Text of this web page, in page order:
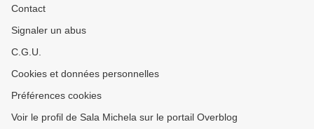
Contact
Signaler un abus
C.G.U.
Cookies et données personnelles
Préférences cookies
Voir le profil de Sala Michela sur le portail Overblog